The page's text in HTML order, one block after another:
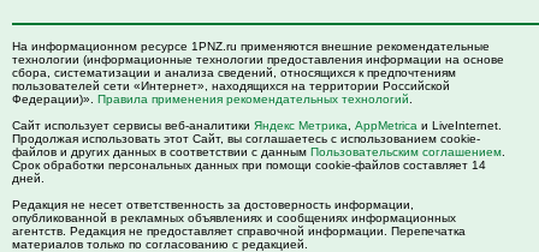
На информационном ресурсе 1PNZ.ru применяются внешние рекомендательные
технологии (информационные технологии предоставления информации на основе
сбора, систематизации и анализа сведений, относящихся к предпочтениям
пользователей сети «Интернет», находящихся на территории Российской
Федерации)». Правила применения рекомендательных технологий
Сайт использует сервисы веб-аналитики Яндекс Метрика AppMetrica и LiveInternet.
Продолжая использовать этот Сайт, вы соглашаетесь с использованием cookie-
файлов и других данных в соответствии с данным Пользовательским соглашением
Срок обработки персональных данных при помощи cookie-файлов составляет 14
дней.
Редакция не несет ответственность за достоверность информации,
опубликованной в рекламных объявлениях и сообщениях информационных
агентств. Редакция не предоставляет справочной информации. Перепечатка
материалов только по согласованию с редакцией.